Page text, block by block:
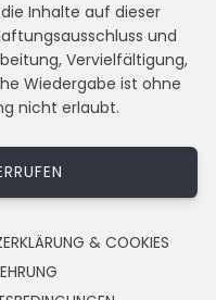
Inhalte auf dieser
und
Vervielfältigung,
Wiedergabe ist ohne
nicht erlaubt.
& COOKIES